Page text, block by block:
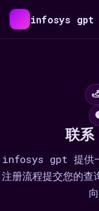
infosys gpt
联
infosys gpt 提供一
注册流程提交您的查